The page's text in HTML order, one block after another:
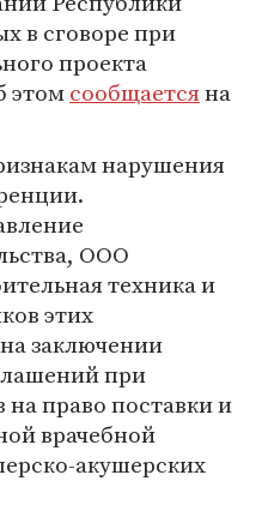
в сговоре при
проекта
этомсообщаетсяна
нарушения
ООО
техника и
этих
заключении
при
право поставки и
врачебной
акушерских